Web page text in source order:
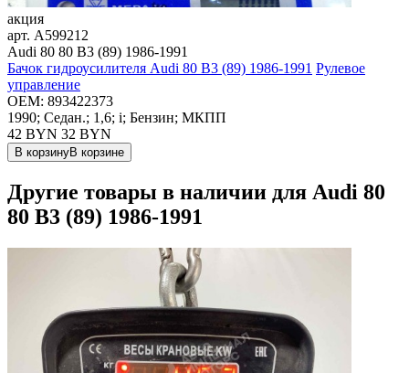
акция
арт. A599212
Audi 80 80 B3 (89) 1986-1991
Бачок гидроусилителя Audi 80 B3 (89) 1986-1991 Рулевое
управление
OEM: 893422373
1990; Седан.; 1,6; i; Бензин; МКПП
42 BYN 32 BYN
В корзинуВ корзине
Другие товары в наличии для Audi 80
80 B3 (89) 1986-1991